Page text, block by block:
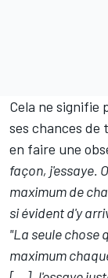
Cela ne signifie
ses chances de
en faire une
façon, j'essaye.
maximum de
si évident d'y
"La seule chose
maximum